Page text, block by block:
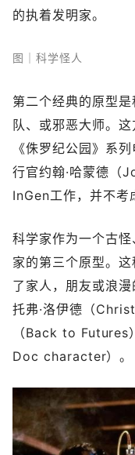
的执着发明家。
图｜科学怪人
第二个经典的原型
队、或邪恶大师。
《侏罗纪公园》系
行官约翰·哈蒙德（
InGen工作，并不考
科学家作为一个古
家的第三个原型。
了家人，朋友或浪
托弗·洛伊德（
（Back to Futures
Doc character）。